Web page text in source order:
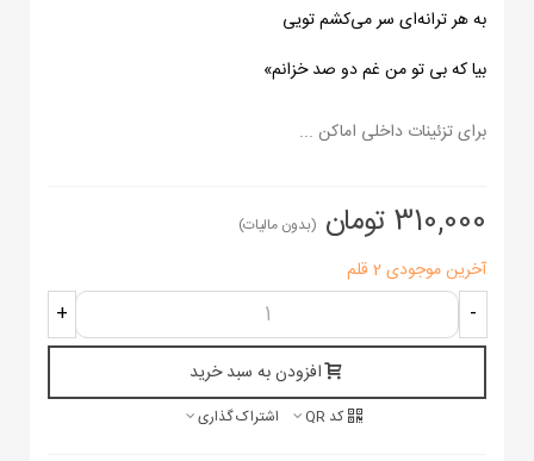
به هر ترانه‌ای سر می‌کشم تویی
بیا که بی تو من غم دو صد خزانم»
برای تزئینات داخلی اماکن ...
310,000 تومان (بدون مالیات)
آخرین موجودی2 قلم
-
+
افزودن به سبد خرید
کد QR اشتراک گذاری